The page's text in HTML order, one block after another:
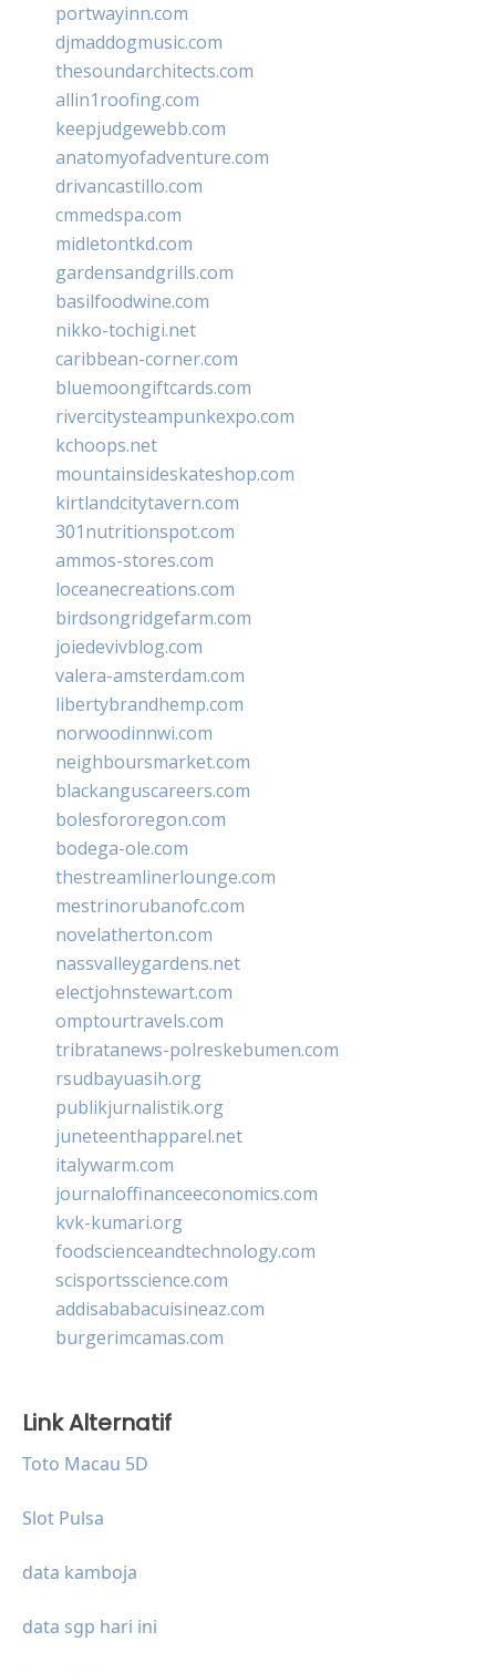
portwayinn.com
djmaddogmusic.com
thesoundarchitects.com
allin1roofing.com
keepjudgewebb.com
anatomyofadventure.com
drivancastillo.com
cmmedspa.com
midletontkd.com
gardensandgrills.com
basilfoodwine.com
nikko-tochigi.net
caribbean-corner.com
bluemoongiftcards.com
rivercitysteampunkexpo.com
kchoops.net
mountainsideskateshop.com
kirtlandcitytavern.com
301nutritionspot.com
ammos-stores.com
loceanecreations.com
birdsongridgefarm.com
joiedevivblog.com
valera-amsterdam.com
libertybrandhemp.com
norwoodinnwi.com
neighboursmarket.com
blackanguscareers.com
bolesfororegon.com
bodega-ole.com
thestreamlinerlounge.com
mestrinorubanofc.com
novelatherton.com
nassvalleygardens.net
electjohnstewart.com
omptourtravels.com
tribratanews-polreskebumen.com
rsudbayuasih.org
publikjurnalistik.org
juneteenthapparel.net
italywarm.com
journaloffinanceeconomics.com
kvk-kumari.org
foodscienceandtechnology.com
scisportsscience.com
addisababacuisineaz.com
burgerimcamas.com
Link Alternatif
Toto Macau 5D
Slot Pulsa
data kamboja
data sgp hari ini